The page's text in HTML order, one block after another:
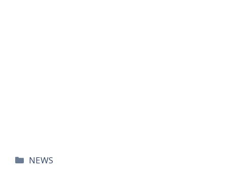
카
NEWS